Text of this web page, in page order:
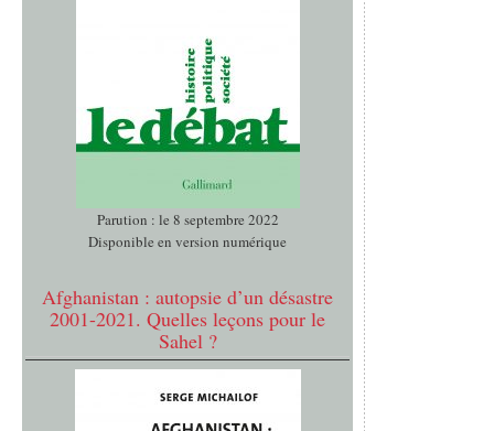
Parution : le 8 septembre 2022
Disponible en version numérique
Afghanistan : autopsie d’un désastre
2001-2021. Quelles leçons pour le
Sahel ?